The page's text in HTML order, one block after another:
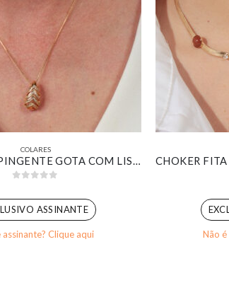
COLARES
COLAR COM PINGENTE GOTA COM LISTRAS CRAVEJADA BANHADO EM OURO 18K
ASSINANTE
assinante? Clique aqui Não é